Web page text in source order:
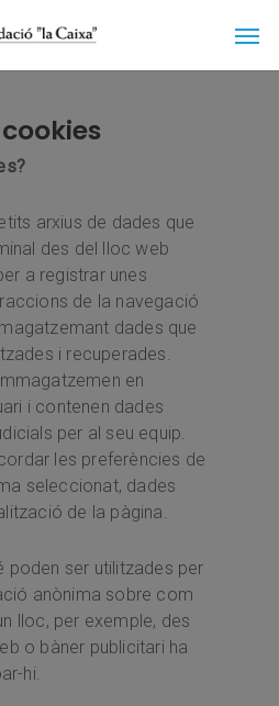
arxius de dades que
des del lloc web
a registrar unes
de la navegació
dades que
i recuperades.
en
i contenen dades
per al seu equip.
les preferències de
seleccionat, dades
de la pàgina.
poden ser utilitzades per
anònima sobre com
lloc, per exemple, des
o bàner publicitari ha
hi.